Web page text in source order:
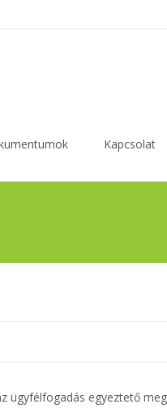
Kapcsolat
ügyfélfogadás egyeztető